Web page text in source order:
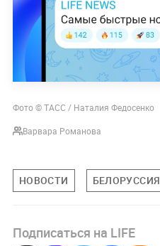
Фото © ТАСС / Наталия Федосенко
Варвара Романова
НОВОСТИ БЕЛОРУССИЯ
Подписаться на LIFE